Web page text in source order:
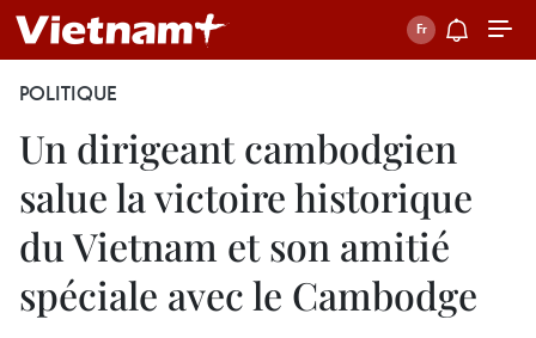
POLITIQUE
Un dirigeant cambodgien
salue la victoire historique
du Vietnam et son amitié
spéciale avec le Cambodge